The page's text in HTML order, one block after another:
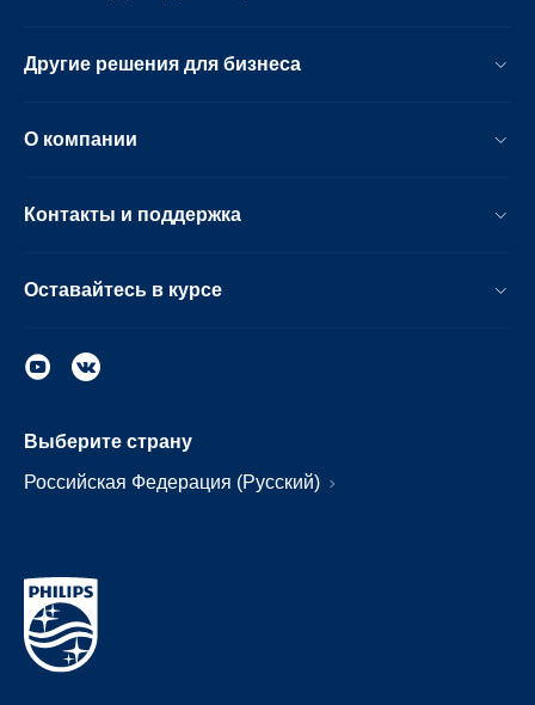
Другие решения для бизнеса
О компании
Контакты и поддержка
Оставайтесь в курсе
Выберите страну
Российская Федерация (Русский)